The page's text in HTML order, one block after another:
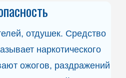
отдушек. Средство
наркотического
ожогов, раздражений